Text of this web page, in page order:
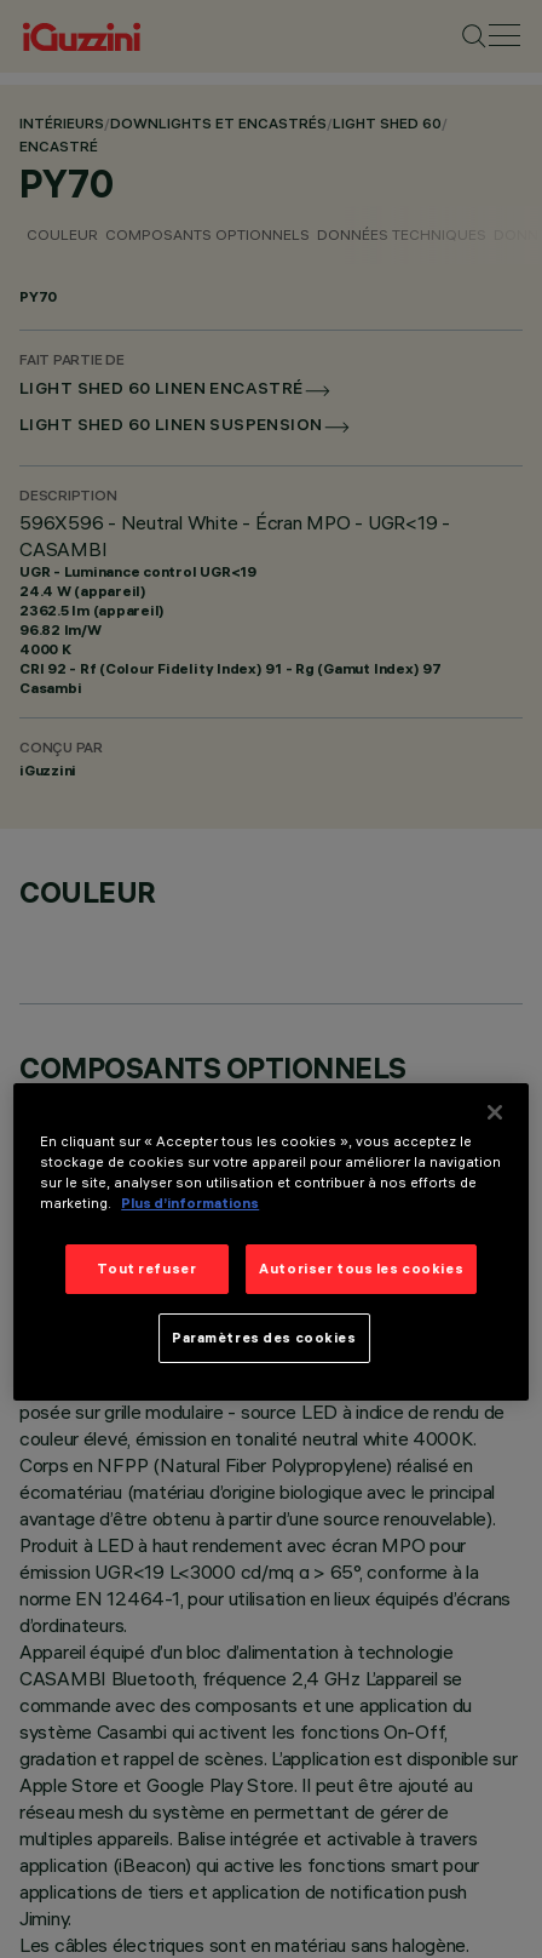
INTÉRIEURS/DOWNLIGHTS ET ENCASTRÉS/LIGHT SHED 60/
ENCASTRÉ
PY70
COULEUR COMPOSANTS OPTIONNELS DONNÉES TECHNIQUES
PY70
FAIT PARTIE DE
LIGHT SHED 60 LINEN ENCASTRÉ
LIGHT SHED 60 LINEN SUSPENSION
DESCRIPTION
596X596 - Neutral White - Écran MPO - UGR<19 -
CASAMBI
UGR - Luminance control UGR<19
24.4 W (appareil)
2362.5 lm (appareil)
96.82 lm/W
4000 K
CRI 92 - Rf (Colour Fidelity Index) 91 - Rg (Gamut Index) 97
Casambi
CONÇU PAR
iGuzzini
COULEUR
COMPOSANTS OPTIONNELS
DONNÉES TECHNIQUES
DERNIÈRE MISE À JOUR: 06/08/2026
posée sur grille modulaire - source LED à indice de rendu de
couleur élevé, émission en tonalité neutral white 4000K.
Corps en NFPP (Natural Fiber Polypropylene) réalisé en
écomatériau (matériau d’origine biologique avec le principal
avantage d’être obtenu à partir d’une source renouvelable).
Produit à LED à haut rendement avec écran MPO pour
émission UGR<19 L<3000 cd/mq α > 65°, conforme à la
norme EN 12464-1, pour utilisation en lieux équipés d’écrans
d’ordinateurs.
Appareil équipé d’un bloc d’alimentation à technologie
CASAMBI Bluetooth, fréquence 2,4 GHz L’appareil se
commande avec des composants et une application du
système Casambi qui activent les fonctions On-Off,
gradation et rappel de scènes. L’application est disponible sur
Apple Store et Google Play Store. Il peut être ajouté au
réseau mesh du système en permettant de gérer de
multiples appareils. Balise intégrée et activable à travers
application (iBeacon) qui active les fonctions smart pour
applications de tiers et application de notification push
Jiminy.
Les câbles électriques sont en matériau sans halogène.
En cliquant sur « Accepter tous les cookies », vous acceptez le
stockage de cookies sur votre appareil pour améliorer la navigation
sur le site, analyser son utilisation et contribuer à nos efforts de
marketing.
Plus d’informations
Tout refuser Autoriser tous les cookies
Paramètres des cookies